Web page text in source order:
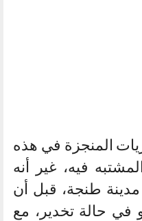
المنجزة في هذه
فيه، غير أنه
طنجة، قبل أن
في حالة تخدير، مع